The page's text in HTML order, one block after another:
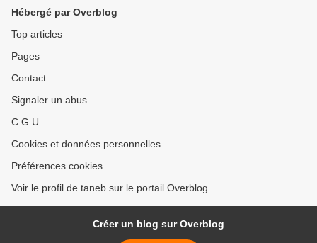
Hébergé par Overblog
Top articles
Pages
Contact
Signaler un abus
C.G.U.
Cookies et données personnelles
Préférences cookies
Voir le profil de taneb sur le portail Overblog
Créer un blog sur Overblog